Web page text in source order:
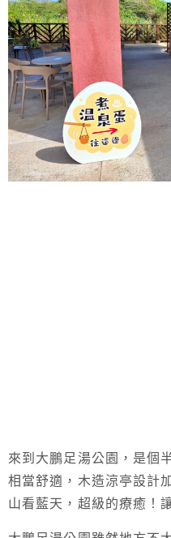
來到大鵬足湯公園，是個
相當舒適，木造涼亭設計
山看藍天，超級的療癒！